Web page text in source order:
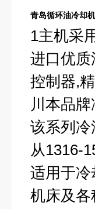
青岛循环油冷却机
1主机采
进口优
控制器,
川本品
该系列
从1316-
适用于
机床及